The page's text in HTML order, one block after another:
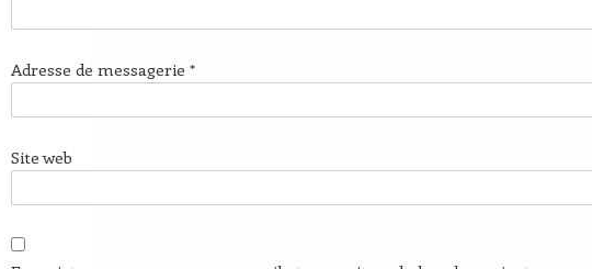
Adresse de messagerie *
Site web